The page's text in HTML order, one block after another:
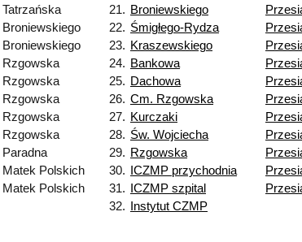
Tatrzańska
21. Broniewskiego
Broniewskiego
22. Śmigłego-Rydza
Broniewskiego
23. Kraszewskiego
Rzgowska
24. Bankowa
Rzgowska
25. Dachowa
Rzgowska
26. Cm. Rzgowska
Rzgowska
27. Kurczaki
Rzgowska
28. Św. Wojciecha
Paradna
29. Rzgowska
Matek Polskich
30. ICZMP przychodnia
Matek Polskich
31. ICZMP szpital
32.
Instytut CZMP